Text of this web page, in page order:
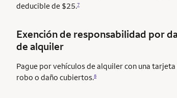
deducible de $25.7
Exención de responsabilidad por
de alquiler
Pague por vehículos de alquiler con una
robo o daño cubiertos.8